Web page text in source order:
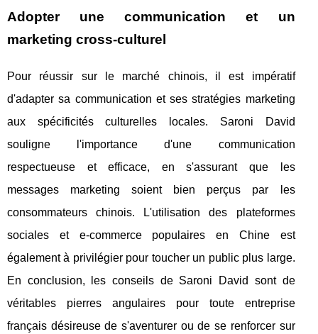
Adopter une communication et un
marketing cross-culturel
Pour réussir sur le marché chinois, il est impératif
d'adapter sa communication et ses stratégies marketing
aux spécificités culturelles locales. Saroni David
souligne l'importance d'une communication
respectueuse et efficace, en s'assurant que les
messages marketing soient bien perçus par les
consommateurs chinois. L'utilisation des plateformes
sociales et e-commerce populaires en Chine est
également à privilégier pour toucher un public plus large.
En conclusion, les conseils de Saroni David sont de
véritables pierres angulaires pour toute entreprise
français désireuse de s'aventurer ou de se renforcer sur